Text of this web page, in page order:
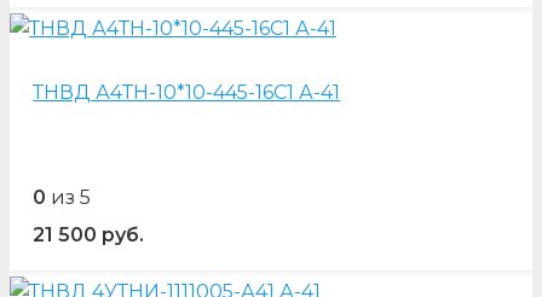
ТНВД А4ТН-10*10-445-16С1 А-41
0 из 5
21 500 руб.